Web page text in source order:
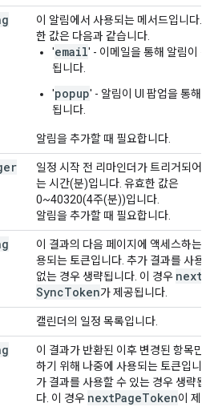
이 알림에서 사용되는 메서드입니다.
한 값은 다음과 같습니다.
'email' - 이메일을 통해 알림이 전
됩니다.
'popup' - 알림이 UI 팝업을 통해
됩니다.
알림을 추가할 때 필요합니다.
일정 시작 전 리마인더가 트리거되어
는 시간(분)입니다. 유효한 값은
0~40320(4주(분))입니다.
알림을 추가할 때 필요합니다.
이 결과의 다음 페이지에 액세스하는
용되는 토큰입니다. 추가 결과를 사용
없는 경우 생략됩니다. 이 경우 next
SyncToken가 제공됩니다.
캘린더의 일정 목록입니다.
이 결과가 반환된 이후 변경된 항목만
하기 위해 나중에 사용되는 토큰입니다
가 결과를 사용할 수 있는 경우 생략됩
다. 이 경우 nextPageToken이 제공